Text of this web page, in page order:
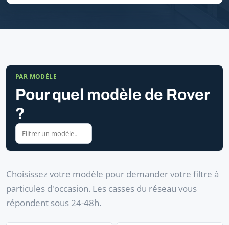
PAR MODÈLE
Pour quel modèle de Rover
?
Choisissez votre modèle pour demander votre filtre à
particules d'occasion. Les casses du réseau vous
répondent sous 24-48h.